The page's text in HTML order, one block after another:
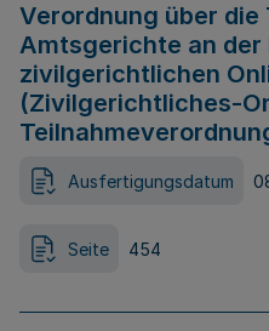
Verordnung über die
Amtsgerichte an der
zivilgerichtlichen
(Zivilgerichtliches-
Ausfertigungsdatum
Seite 454